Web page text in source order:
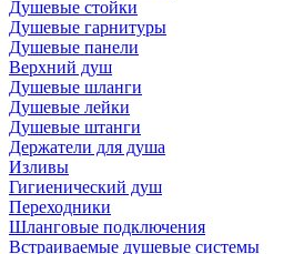
Душевые стойки
Душевые гарнитуры
Душевые панели
Верхний душ
Душевые шланги
Душевые лейки
Душевые штанги
Держатели для душа
Изливы
Гигиенический душ
Переходники
Шланговые подключения
Встраиваемые душевые системы